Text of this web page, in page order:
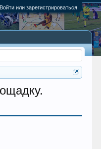
Войти или зарегистрироваться